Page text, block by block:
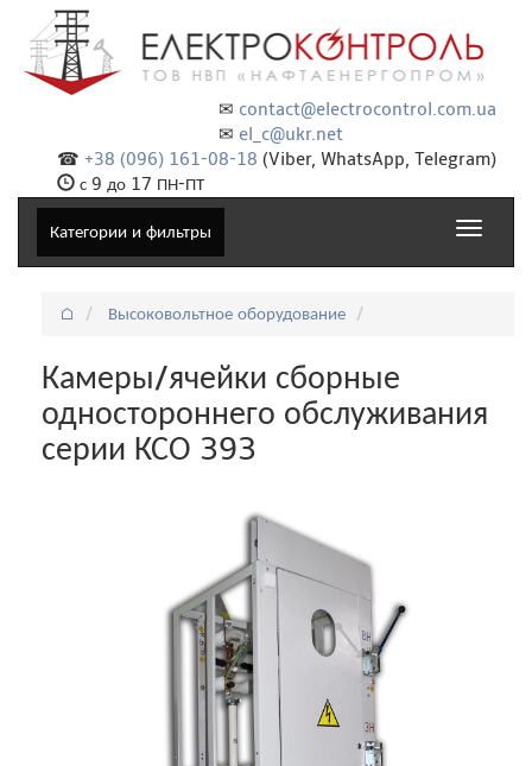
✉ contact@electrocontrol.com.ua
✉ el_c@ukr.net
☎ +38 (096) 161-08-18 (Viber, WhatsApp, Telegram)
с 9 до 17 ПН-ПТ
Категории и фильтры
Toggle
⌂ Высоковольтное оборудование
Камеры/ячейки сборные
одностороннего обслуживания
серии КСО 393